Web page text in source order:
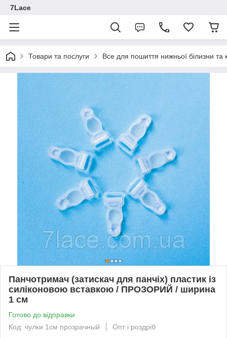
7Lace
Товари та послуги Все для пошиття нижньої білизни та
Панчотримач (затискач для панчіх) пластик із
силіконовою вставкою / ПРОЗОРИЙ / ширина
1 см
Готово до відправки
Код: чулки 1см прозрачный
Опт і роздріб